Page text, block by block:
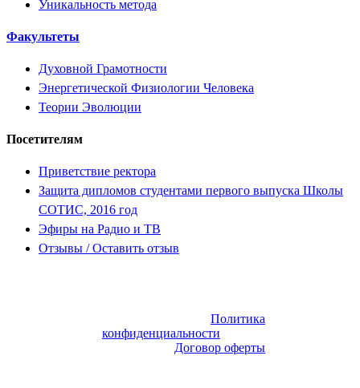
Уникальность метода
Факультеты
Духовной Грамотности
Энергетической Физиологии Человека
Теории Эволюции
Посетителям
Приветствие ректора
Защита дипломов студентами первого выпуска Школы
СОТИС, 2016 год
Эфиры на Радио и ТВ
Отзывы / Оставить отзыв
Политика
конфиденциальности
Договор оферты